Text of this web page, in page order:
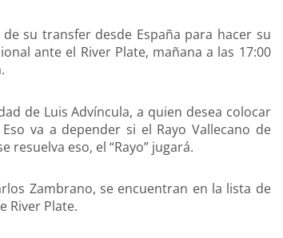
su transfer desde España para hacer su
ante el River Plate, mañana a las 17:00
de Luis Advíncula, a quien desea colocar
va a depender si el Rayo Vallecano de
resuelva eso, el “Rayo” jugará.
Zambrano, se encuentran en la lista de
River Plate.